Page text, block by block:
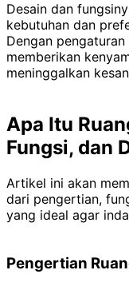
Desain dan
kebutuhan dan
Dengan
memberikan
meninggalkan
Apa Itu
Fungsi, dan
Artikel ini akan
dari pengertian,
yang ideal agar
Pengertian